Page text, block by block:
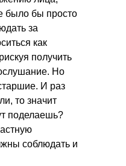
было бы просто
за
как
получить
Но
И раз
то значит
поделаешь?
соблюдать и